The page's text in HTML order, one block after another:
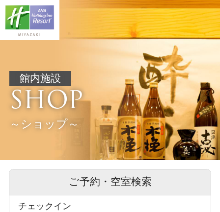
館内施設
SHOP
～ショップ～
ご予約・空室検索
チェックイン